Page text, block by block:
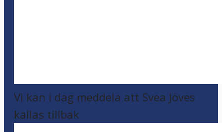
Vi kan i dag meddela att Svea Jöves
kallas tillbak